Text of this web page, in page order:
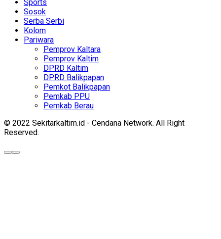
Sports
Sosok
Serba Serbi
Kolom
Pariwara
Pemprov Kaltara
Pemprov Kaltim
DPRD Kaltim
DPRD Balikpapan
Pemkot Balikpapan
Pemkab PPU
Pemkab Berau
© 2022 Sekitarkaltim.id - Cendana Network. All Right
Reserved.